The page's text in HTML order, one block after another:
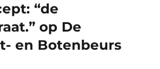
“de
op De
en Botenbeurs